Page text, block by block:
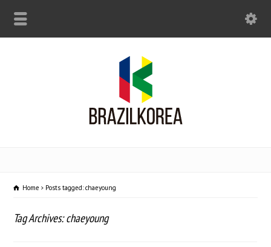
Home Posts tagged: chaeyoung
Tag Archives: chaeyoung